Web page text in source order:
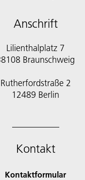
Anschrift
Lilienthalplatz 7
Braunschweig
Rutherfordstraße 2
12489 Berlin
Kontakt
Kontaktformular